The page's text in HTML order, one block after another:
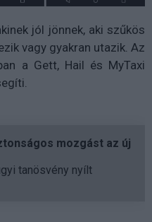
jól jönnek, aki szűkös
vagy gyakran utazik. Az
a Gett, Hail és MyTaxi
mozgást az új
tanösvény nyílt